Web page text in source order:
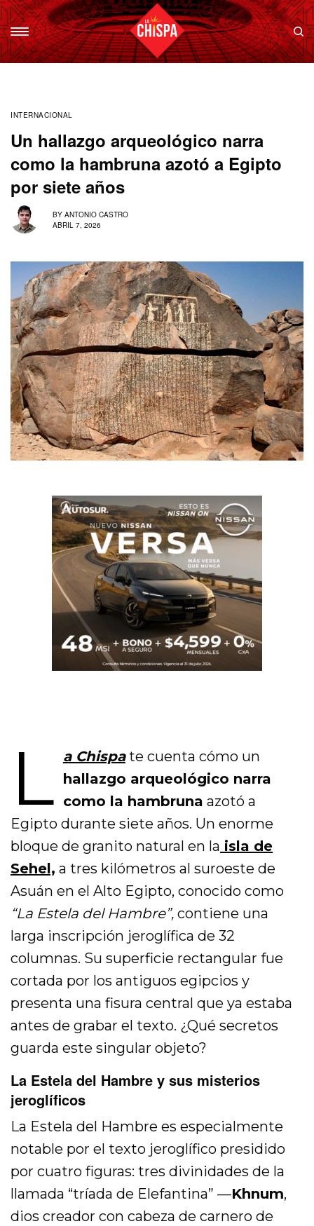
INTERNACIONAL
Un hallazgo arqueológico narra
como la hambruna azotó a Egipto
por siete años
BY ANTONIO CASTRO
ABRIL 7, 2026
L a Chispate cuenta cómo un
hallazgo arqueológico narra
como la hambruna azotó a
Egipto durante siete años. Un enorme
bloque de granito natural en la isla de
Sehel, a tres kilómetros al suroeste de
Asuán en el Alto Egipto, conocido como
“La Estela del Hambre”, contiene una
larga inscripción jeroglífica de 32
columnas. Su superficie rectangular fue
cortada por los antiguos egipcios y
presenta una fisura central que ya estaba
antes de grabar el texto. ¿Qué secretos
guarda este singular objeto?
La Estela del Hambre y sus misterios
jeroglíficos
La Estela del Hambre es especialmente
notable por el texto jeroglífico presidido
por cuatro figuras: tres divinidades de la
llamada “tríada de Elefantina” —Khnum,
dios creador con cabeza de carnero de